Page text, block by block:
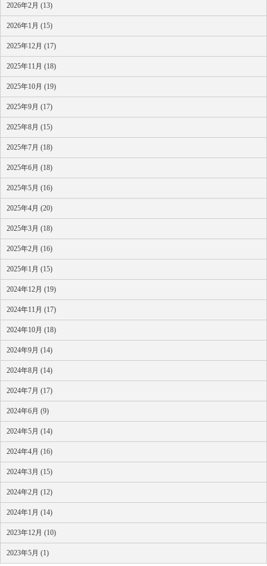
2026年2月 (13)
2026年1月 (15)
2025年12月 (17)
2025年11月 (18)
2025年10月 (19)
2025年9月 (17)
2025年8月 (15)
2025年7月 (18)
2025年6月 (18)
2025年5月 (16)
2025年4月 (20)
2025年3月 (18)
2025年2月 (16)
2025年1月 (15)
2024年12月 (19)
2024年11月 (17)
2024年10月 (18)
2024年9月 (14)
2024年8月 (14)
2024年7月 (17)
2024年6月 (9)
2024年5月 (14)
2024年4月 (16)
2024年3月 (15)
2024年2月 (12)
2024年1月 (14)
2023年12月 (10)
2023年5月 (1)